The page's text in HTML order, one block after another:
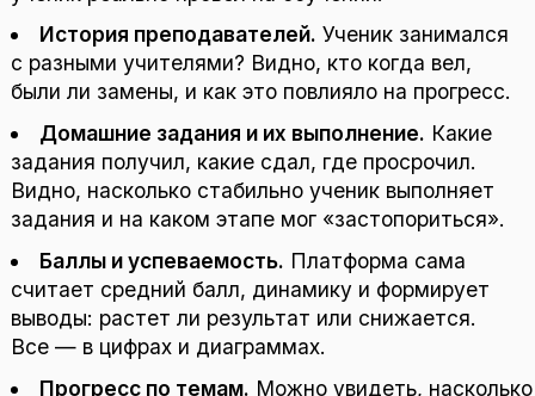
История преподавателей. Ученик занимался
с разными учителями? Видно, кто когда вел,
были ли замены, и как это повлияло на прогресс.
Домашние задания и их выполнение. Какие
задания получил, какие сдал, где просрочил.
Видно, насколько стабильно ученик выполняет
задания и на каком этапе мог «застопориться».
Баллы и успеваемость. Платформа сама
считает средний балл, динамику и формирует
выводы: растет ли результат или снижается.
Все — в цифрах и диаграммах.
Прогресс по темам. Можно увидеть, насколько